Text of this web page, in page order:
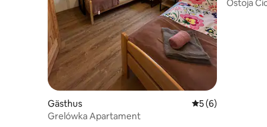
Gästhus 5 av 5 i
5 (6)
Grelówka Apartament
Ostoja